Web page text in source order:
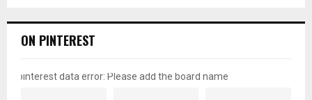
ON PINTEREST
pinterest data error: Please add the board name